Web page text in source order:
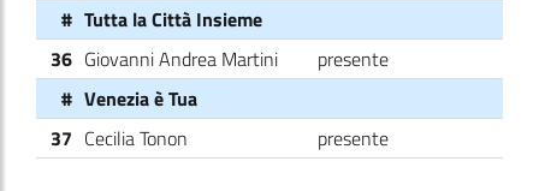
# Tutta la Città Insieme
36 Giovanni Andrea Martini
presente
# Venezia è Tua
37 Cecilia Tonon presente